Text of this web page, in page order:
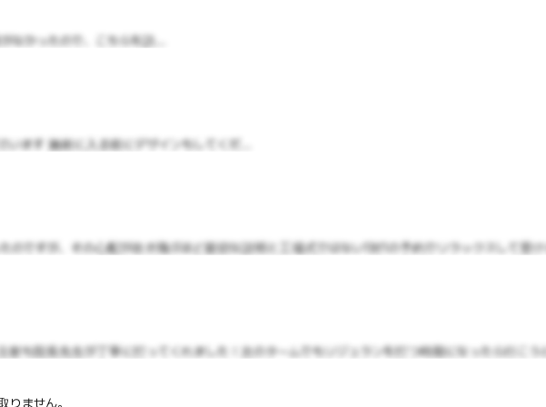
なかったので、こちらを訪...
います 施術に入る前にデザインもしてくだ...
のですが、その心配が吹き飛ぶほど親切な説明と工場式ではない1対1の予約でリラックスして受け
射も院長先生が丁寧に打ってくれました！次のタームでもリジュランを打つ時期になったら行こう
ません。